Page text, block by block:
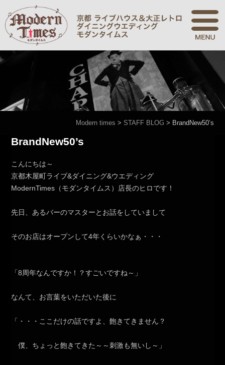
Modern times > STAFF BLOG > BrandNew50’s
BrandNew50’s
こんにちは～
京都木屋町ライブ&ダイニング&ウエディング
ModernTimes（モダンタイムス）店長のヒロです！
先日、あるバーのマスターとお話をしていまして
そのお店はオープンして4年くらいかなぁ・・・
「8周年なんですか！？すごいですね～」
なんて、お言葉をいただいた後に
「・・・ここだけの話ですよ、飽きてきません？
僕、ちょっと飽きてきた～～刺激も無いし～」